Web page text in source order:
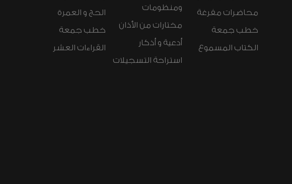
محاضرات مفرغة
خطب جمعة
الكتاب المسموع
ومنظومات
مختارات من الأذان
أدعية و أذكار
استراحة التسجيلات
الحج و العمرة
خطب جمعة
القراءات العشر